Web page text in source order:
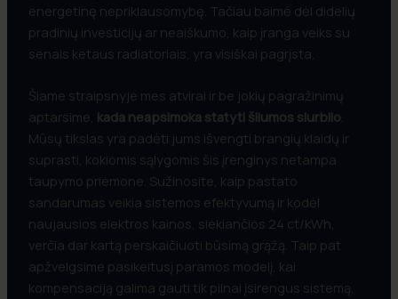
energetinę nepriklausomybę. Tačiau baimė dėl didelių
pradinių investicijų ar neaiškumo, kaip įranga veiks su
senais ketaus radiatoriais, yra visiškai pagrįsta.
Šiame straipsnyje mes atvirai ir be jokių pagražinimų
aptarsime, kada neapsimoka statyti šilumos siurblio.
Mūsų tikslas yra padėti jums išvengti brangių klaidų ir
suprasti, kokiomis sąlygomis šis įrenginys netampa
taupymo priemone. Sužinosite, kaip pastato
sandarumas veikia sistemos efektyvumą ir kodėl
naujausios elektros kainos, siekiančios 24 ct/kWh,
verčia dar kartą perskaičiuoti būsimą grąžą. Taip pat
apžvelgsime pasikeitusį paramos modelį, kai
kompensaciją galima gauti tik pilnai įsirengus sistemą,